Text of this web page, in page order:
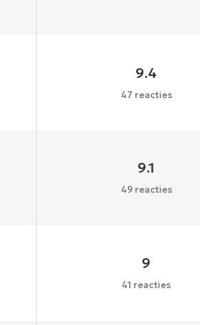
9.4
47 reacties
9.1
49 reacties
9
41 reacties